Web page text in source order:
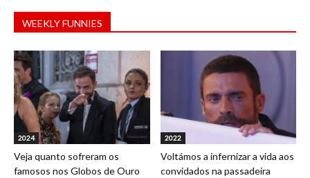
WEEKLY FUNNIES
2024
Veja quanto sofreram os
famosos nos Globos de Ouro
2022
Voltámos a infernizar a vida aos
convidados na passadeira